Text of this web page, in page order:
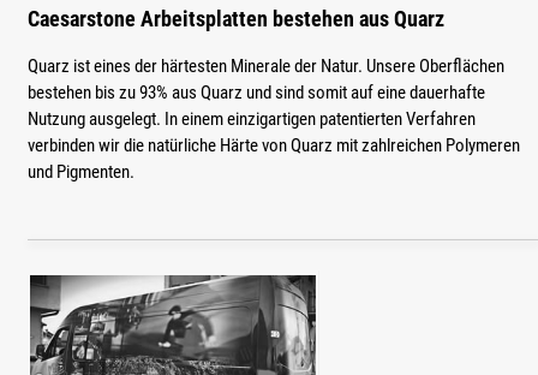
Caesarstone Arbeitsplatten bestehen aus Quarz
Quarz ist eines der härtesten Minerale der Natur. Unsere Oberflächen
bestehen bis zu 93% aus Quarz und sind somit auf eine dauerhafte
Nutzung ausgelegt. In einem einzigartigen patentierten Verfahren
verbinden wir die natürliche Härte von Quarz mit zahlreichen Polymeren
und Pigmenten.